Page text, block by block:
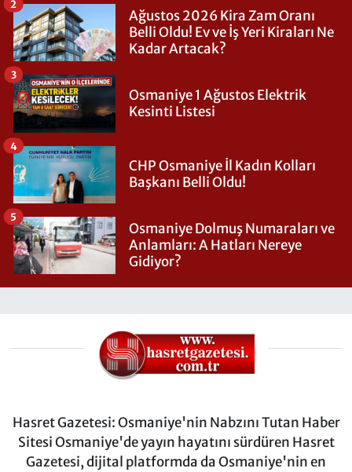
Ağustos 2026 Kira Zam Oranı
Belli Oldu! Ev ve İş Yeri Kiraları Ne
Kadar Artacak?
2
Osmaniye 1 Ağustos Elektrik
Kesinti Listesi
3
CHP Osmaniye İl Kadın Kolları
Başkanı Belli Oldu!
4
Osmaniye Dolmuş Numaraları ve
Anlamları: A Hatları Nereye
Gidiyor?
5
Hasret Gazetesi: Osmaniye'nin Nabzını Tutan Haber
Sitesi Osmaniye'de yayın hayatını sürdüren Hasret
Gazetesi, dijital platformda da Osmaniye'nin en